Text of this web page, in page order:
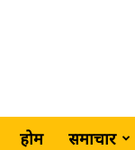
होम समाचार